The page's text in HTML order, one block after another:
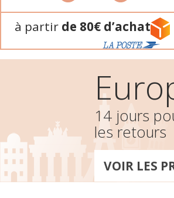
à partir de 80€ d’achat
14 jours
les retours
VOIR LES